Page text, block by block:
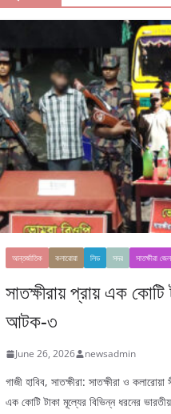
আন্তর্জাতিক কলারোয়া লিড সদর সাতক্ষীরা
সাতক্ষীরায় প্রায় এক কোটি
আটক-৩
June 26, 2026 newsadmin
গাজী হাবিব, সাতক্ষীরা: সাতক্ষীরা ও
এক কোটি টাকা মূল্যের বিভিন্ন ধরনের ভারতীয়